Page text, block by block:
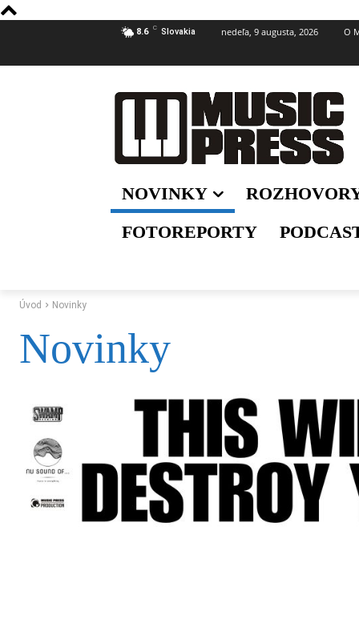
8.6 C Slovakia nedeľa, 9 augusta, 2026 O
NOVINKY
FOTOREPORTY
Úvod Novinky
Novinky